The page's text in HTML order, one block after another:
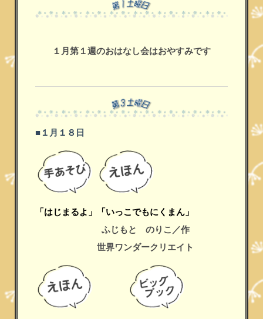
１月第１週のおはなし会はおやすみです
■１月１８日
「はじまるよ」
「いっこでもにくまん」
ふじもと のりこ／作
世界ワンダークリエイト